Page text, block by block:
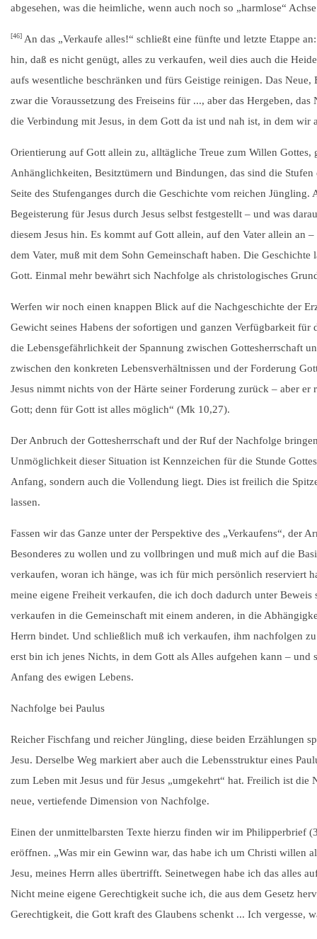
abgesehen, was die heimliche, wenn auch noch so „harmlose“
[46] An das „Verkaufe alles!“ schließt eine fünfte und letzte Etappe
hin, daß es nicht genügt, alles zu verkaufen, weil dies auch die
aufs wesentliche beschränken und fürs Geistige reinigen. Das
zwar die Voraussetzung des Freiseins für ..., aber das Hergeben,
die Verbindung mit Jesus, in dem Gott da ist und nah ist, in dem wir
Orientierung auf Gott allein zu, alltägliche Treue zum Willen
Anhänglichkeiten, Besitztümern und Bindungen, das sind die
Seite des Stufenganges durch die Geschichte vom reichen
Begeisterung für Jesus durch Jesus selbst festgestellt – und was
diesem Jesus hin. Es kommt auf Gott allein, auf den Vater allein an
dem Vater, muß mit dem Sohn Gemeinschaft haben. Die
Gott. Einmal mehr bewährt sich Nachfolge als christologisches
Werfen wir noch einen knappen Blick auf die Nachgeschichte der
Gewicht seines Habens der sofortigen und ganzen Verfügbarkeit für
die Lebensgefährlichkeit der Spannung zwischen Gottesherrschaft
zwischen den konkreten Lebensverhältnissen und der Forderung
Jesus nimmt nichts von der Härte seiner Forderung zurück – aber
Gott; denn für Gott ist alles möglich“ (Mk 10,27).
Der Anbruch der Gottesherrschaft und der Ruf der Nachfolge
Unmöglichkeit dieser Situation ist Kennzeichen für die Stunde
Anfang, sondern auch die Vollendung liegt. Dies ist freilich die
lassen.
Fassen wir das Ganze unter der Perspektive des „Verkaufens“, der
Besonderes zu wollen und zu vollbringen und muß mich auf die
verkaufen, woran ich hänge, was ich für mich persönlich reserviert
meine eigene Freiheit verkaufen, die ich doch dadurch unter
verkaufen in die Gemeinschaft mit einem anderen, in die
Herrn bindet. Und schließlich muß ich verkaufen, ihm nachfolgen
erst bin ich jenes Nichts, in dem Gott als Alles aufgehen kann –
Anfang des ewigen Lebens.
Nachfolge bei Paulus
Reicher Fischfang und reicher Jüngling, diese beiden Erzählungen
Jesu. Derselbe Weg markiert aber auch die Lebensstruktur eines
zum Leben mit Jesus und für Jesus „umgekehrt“ hat. Freilich ist
neue, vertiefende Dimension von Nachfolge.
Einen der unmittelbarsten Texte hierzu finden wir im Philipperbrief
eröffnen. „Was mir ein Gewinn war, das habe ich um Christi willen
Jesu, meines Herrn alles übertrifft. Seinetwegen habe ich das alles
Nicht meine eigene Gerechtigkeit suche ich, die aus dem Gesetz
Gerechtigkeit, die Gott kraft des Glaubens schenkt ... Ich vergesse,